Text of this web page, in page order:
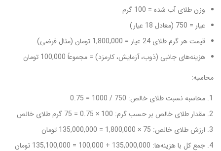
وزن طلای آب شده = 100 گرم
عیار = 750 (معادل 18 عیار)
قیمت هر گرم طلای 24 عیار = 1,800,000 تومان (مثال فرضی)
هزینه‌های جانبی (ذوب، آزمایش، کارمزد) = مجموعاً 100,000 تومان
محاسبه:
محاسبه نسبت طلای خالص: 750 / 1000 = 0.75
مقدار طلای خالص بر حسب گرم: 100 × 0.75 = 75 گرم طلای خالص
ارزش طلای خالص: 75 × 1,800,000 = 135,000,000 تومان
جمع کل با هزینه‌ها: 135,000,000 + 100,000 = 135,100,000 تومان